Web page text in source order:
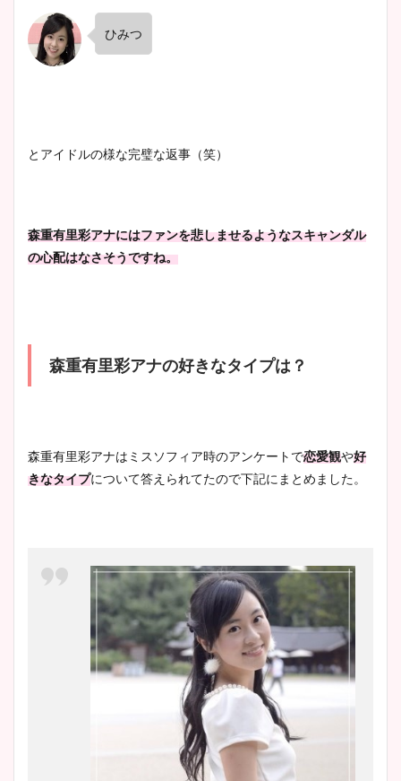
ひみつ
とアイドルの様な完璧な返事（笑）
森重有里彩アナにはファンを悲しませるようなスキャンダル
の心配はなさそうですね。
森重有里彩アナの好きなタイプは？
森重有里彩アナはミスソフィア時のアンケートで恋愛観や好
きなタイプについて答えられてたので下記にまとめました。